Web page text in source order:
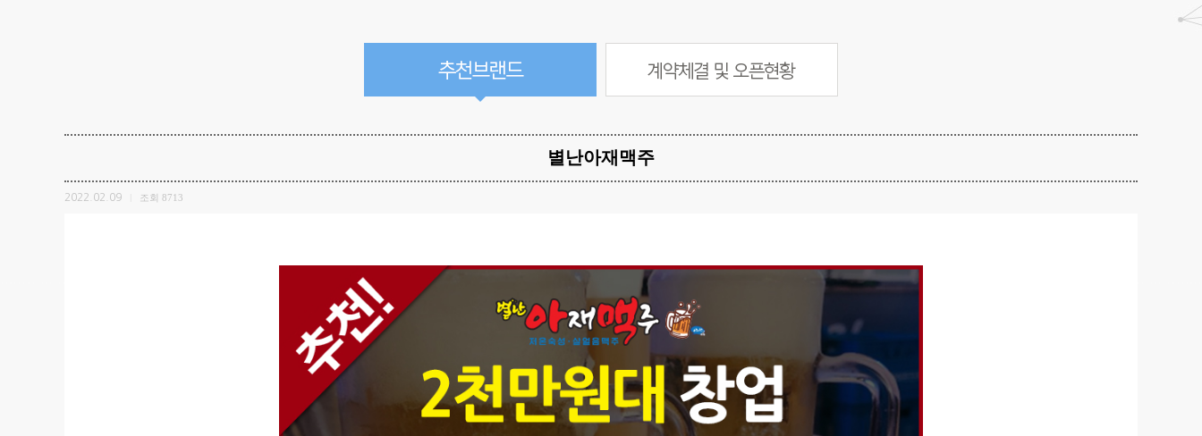
별난아재맥주
2022.02.09 조회 8713